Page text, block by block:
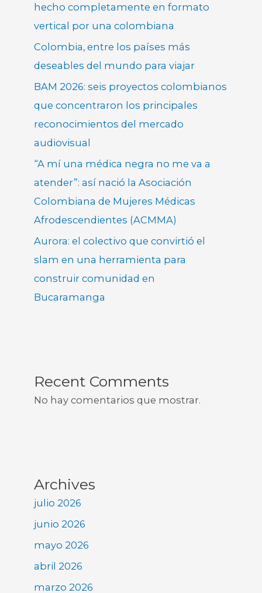
hecho completamente en formato
vertical por una colombiana
Colombia, entre los países más
deseables del mundo para viajar
BAM 2026: seis proyectos colombianos
que concentraron los principales
reconocimientos del mercado
audiovisual
“A mí una médica negra no me va a
atender”: así nació la Asociación
Colombiana de Mujeres Médicas
Afrodescendientes (ACMMA)
Aurora: el colectivo que convirtió el
slam en una herramienta para
construir comunidad en
Bucaramanga
Recent Comments
No hay comentarios que mostrar.
Archives
julio 2026
junio 2026
mayo 2026
abril 2026
marzo 2026